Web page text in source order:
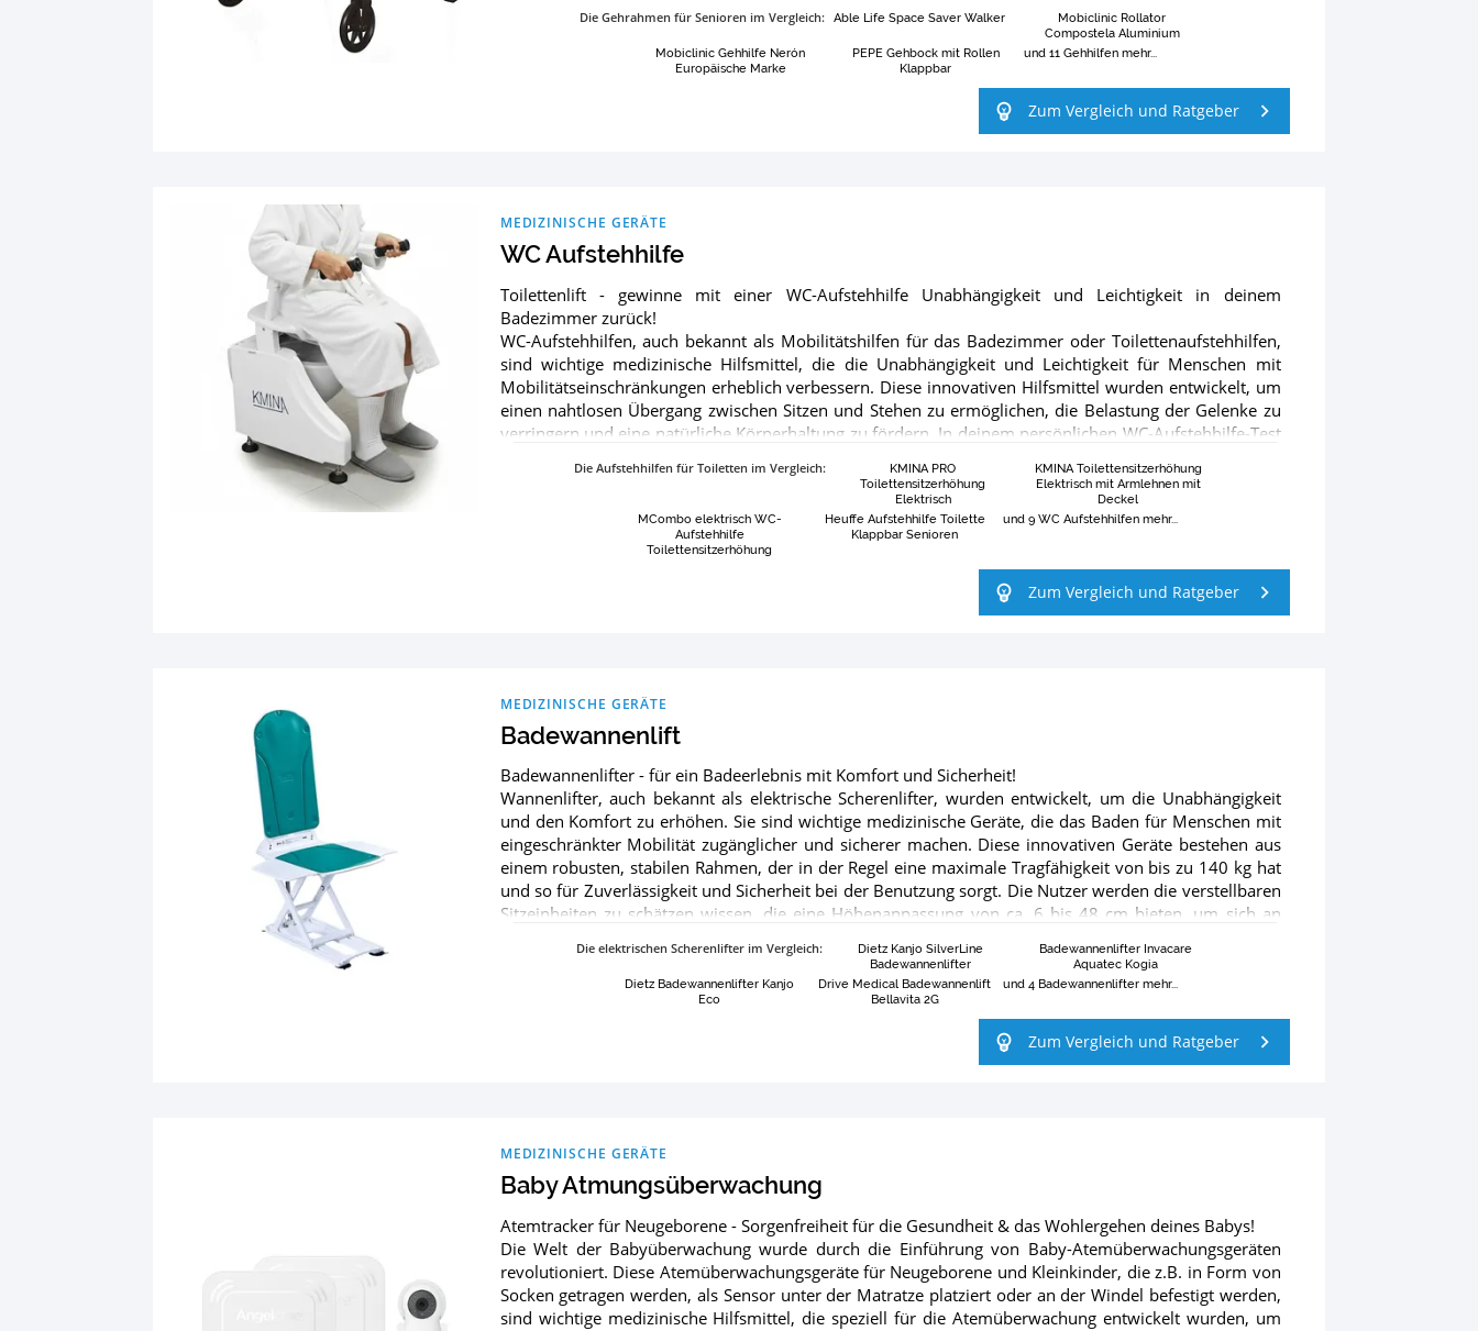
Konstruktion, die sowohl Komfort als auch Langlebigkeit gewährleistet. Einige Modelle verfügen sogar
über Sitze und Staufächer für zusätzlichen Komfort. In deinem persönlichen Gehhilfentest entdeckst du
eine Vielzahl von Optionen, die auf individuelle Bedürfnisse, Vorlieben und Umgebungen
zugeschnitten sind. Unser Ratgeber gibt dir einen Überblick über die interessantesten Produkte beim
Kauf von Gehgestelle für Senioren und hilft dir, eine fundierte Entscheidung zu treffen. Entdecke
Die Gehrahmen für Senioren im Vergleich: Able Life Space Saver Walker
Mobiclinic Rollator
Compostela Aluminium
Mobiclinic Gehhilfe Nerón
Europäische Marke
PEPE Gehbock mit Rollen
Klappbar
und 11 Gehhilfen mehr...
Zum Vergleich und Ratgeber
MEDIZINISCHE GERÄTE
WC Aufstehhilfe
Toilettenlift - gewinne mit einer WC-Aufstehhilfe Unabhängigkeit und Leichtigkeit in deinem
Badezimmer zurück!
WC-Aufstehhilfen, auch bekannt als Mobilitätshilfen für das Badezimmer oder Toilettenaufstehhilfen,
sind wichtige medizinische Hilfsmittel, die die Unabhängigkeit und Leichtigkeit für Menschen mit
Mobilitätseinschränkungen erheblich verbessern. Diese innovativen Hilfsmittel wurden entwickelt, um
einen nahtlosen Übergang zwischen Sitzen und Stehen zu ermöglichen, die Belastung der Gelenke zu
verringern und eine natürliche Körperhaltung zu fördern. In deinem persönlichen WC-Aufstehhilfe-Test
Stabilität und Komfort sorgen. Zu den wichtigsten Merkmalen der verschiedenen Modelle gehören
elektrische Unterstützung oder einfache Mechanismen, die eine mühelose Bewegung ermöglichen und
gleichzeitig für Sicherheit sorgen. Ihre Kompatibilität mit den Standard-Toilettenhöhen ermöglicht
einen vielseitigen Einsatz und eine problemlose Installation, die durch klare Anweisungen ergänzt wird.
Das moderne Design dieser Hilfsmittel fügt sich nicht nur in das Badezimmer ein, sondern wahrt auch
die Privatsphäre und die Würde des Benutzers. Durch die Förderung der Selbstständigkeit und die
Erleichterung der Pflege sind diese Hilfsmittel eine wertvolle Ergänzung für das tägliche Leben. Der
Die Aufstehhilfen für Toiletten im Vergleich:
KMINA PRO
Toilettensitzerhöhung
Elektrisch
KMINA Toilettensitzerhöhung
Elektrisch mit Armlehnen mit
Deckel
MCombo elektrisch WC-
Aufstehhilfe
Toilettensitzerhöhung
Heuffe Aufstehhilfe Toilette
Klappbar Senioren
und 9 WC Aufstehhilfen mehr...
Zum Vergleich und Ratgeber
MEDIZINISCHE GERÄTE
Badewannenlift
Badewannenlifter - für ein Badeerlebnis mit Komfort und Sicherheit!
Wannenlifter, auch bekannt als elektrische Scherenlifter, wurden entwickelt, um die Unabhängigkeit
und den Komfort zu erhöhen. Sie sind wichtige medizinische Geräte, die das Baden für Menschen mit
eingeschränkter Mobilität zugänglicher und sicherer machen. Diese innovativen Geräte bestehen aus
einem robusten, stabilen Rahmen, der in der Regel eine maximale Tragfähigkeit von bis zu 140 kg hat
und so für Zuverlässigkeit und Sicherheit bei der Benutzung sorgt. Die Nutzer werden die verstellbaren
Sitzeinheiten zu schätzen wissen, die eine Höhenanpassung von ca. 6 bis 48 cm bieten, um sich an
sind viele Modelle mit verstellbaren Rückenlehnen ausgestattet, die bis zu 40° oder mehr geneigt
werden können. Die Bedienung wird durch benutzerfreundliche Handschalter erleichtert, die oft
schwimmend angebracht sind und über Kontrollleuchten oder taktile Tasten für sehbehinderte
Menschen verfügen. Diese Badelifter zeichnen sich durch glatte Oberflächen und fortschrittliche
Materialien aus, wie z. B. antibakterielle Beschichtungen, die Schmutz und Wasser abweisen und so die
Badewannenlifter-Test wirst du feststellen, dass jedes Modell auf einzigartige Weise Sicherheit,
Unabhängigkeit beim Baden erweist. Unser Ratgeber bietet weitere nützliche Informationen über
Badewannenlifter und einen Überblick über die attraktivsten Produkte auf dem Markt. Ausführliche
Informationen zu jedem Badewannenlifter findest du auf unserer Seite „Produktdetails“.
Die elektrischen Scherenlifter im Vergleich:
Dietz Kanjo SilverLine
Badewannenlifter
Badewannenlifter Invacare
Aquatec Kogia
Dietz Badewannenlifter Kanjo
Eco
Drive Medical Badewannenlift
Bellavita 2G
und 4 Badewannenlifter mehr...
Zum Vergleich und Ratgeber
MEDIZINISCHE GERÄTE
Baby Atmungsüberwachung
Atemtracker für Neugeborene - Sorgenfreiheit für die Gesundheit & das Wohlergehen deines Babys!
Die Welt der Babyüberwachung wurde durch die Einführung von Baby-Atemüberwachungsgeräten
revolutioniert. Diese Atemüberwachungsgeräte für Neugeborene und Kleinkinder, die z.B. in Form von
Socken getragen werden, als Sensor unter der Matratze platziert oder an der Windel befestigt werden,
sind wichtige medizinische Hilfsmittel, die speziell für die Atemüberwachung entwickelt wurden, um